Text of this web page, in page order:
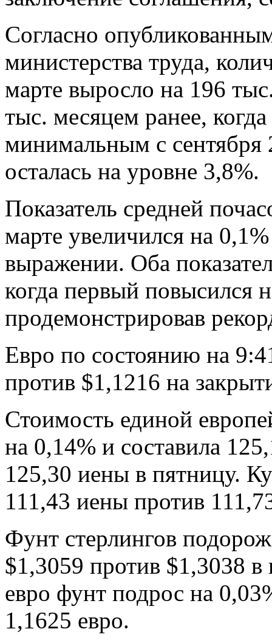
Согласно
министерства труда,
марте выросло на 196
тыс. месяцем ранее,
минимальным с сентября
осталась на уровне 3,8%.
Показатель средней
марте увеличился на
выражении. Оба
когда первый повысился
продемонстрировав
Евро по состоянию на
против $1,1216 на
Стоимость единой
на 0,14% и составила
125,30 иены в пятницу.
111,43 иены против
Фунт стерлингов
$1,3059 против $1,3038
евро фунт подрос на
1,1625 евро.